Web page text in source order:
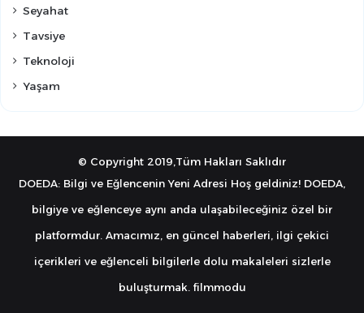
Seyahat
Tavsiye
Teknoloji
Yaşam
© Copyright 2019,Tüm Hakları Saklıdır
DOEDA: Bilgi ve Eğlencenin Yeni Adresi Hoş geldiniz! DOEDA,
bilgiye ve eğlenceye aynı anda ulaşabileceğiniz özel bir
platformdur. Amacımız, en güncel haberleri, ilgi çekici
içerikleri ve eğlenceli bilgilerle dolu makaleleri sizlerle
buluşturmak. filmmodu